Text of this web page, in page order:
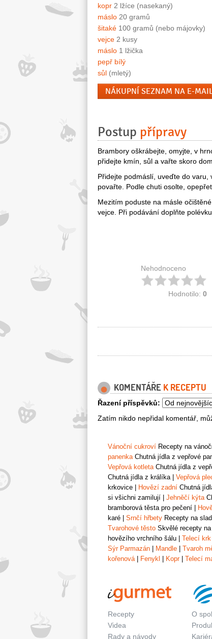
kopr 2 lžíce (nasekaný)
máslo 20 gramů
šitaké 100 gramů (nebo májovky)
vejce 2 kusy
máslo 1 lžička
pepř bílý
sůl (mletý)
NÁKUPNÍ SEZNAM NA E-
Postup přípravy
Brambory oškrábejte, omyjte, v
přidejte kmín, sůl a vařte skoro
Přidejte podmáslí, uveďte do
povařte. Podle chuti osolte,
Mezitím poduste na másle
vejce. Při podávání doplňte
Nehodnoceno
Hodnotilo: 0
KOMENTÁŘE K RECEPTU
Řazení příspěvků:
Zatím nikdo nepřidal komentář,
Vánoční cukroví Recepty na
panenkaChutná jídla z vepřové
Vepřová kotletaChutná jídla z
Chutná jídla z králíka| Vepřová
krkovice
Hovězí zadní Chutná
si všichni zamilují
Jehněčí kýta
bramborová těsta pro pečení
karé
Srnčí hřbety Recepty na
Tvarohové těsto Skvělé recepty
hovězího vrchního šálu
Telecí krk
Sýr Parmazán
Mandle Tvaroh
kořenová| Fenykl Kopr| Telecí
Recepty
Videa
Rady a návody
O